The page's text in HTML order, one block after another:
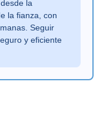
la
la fianza, con
Seguir
y eficiente